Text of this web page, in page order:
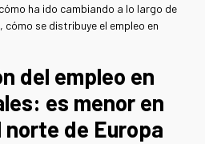
ha ido cambiando a lo largo de
se distribuye el empleo en
del empleo en
es menor en
de Europa